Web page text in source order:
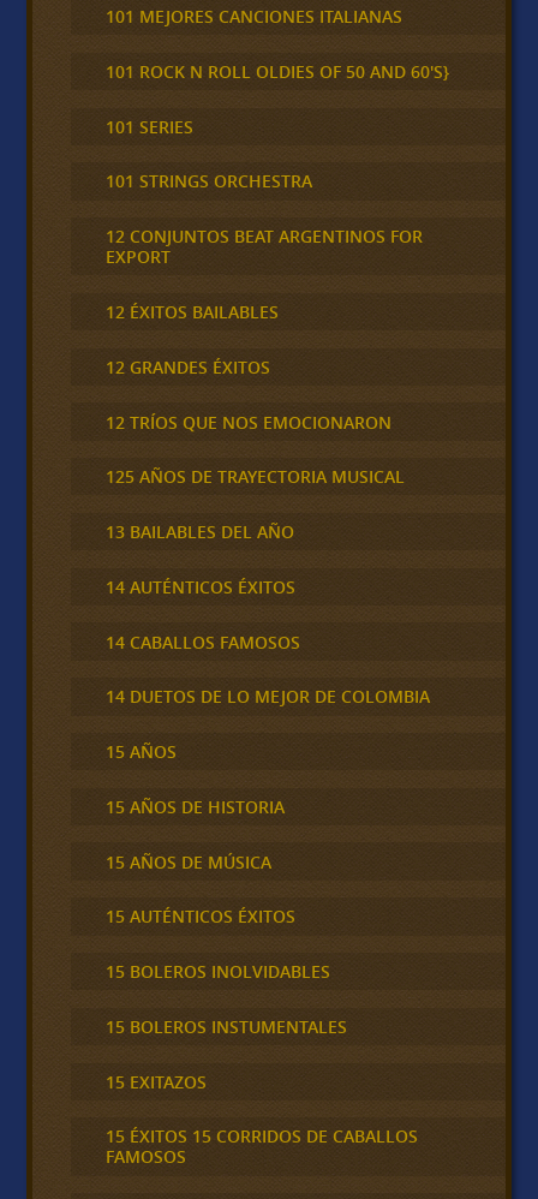
101 MEJORES CANCIONES ITALIANAS
101 ROCK N ROLL OLDIES OF 50 AND 60'S}
101 SERIES
101 STRINGS ORCHESTRA
12 CONJUNTOS BEAT ARGENTINOS FOR
EXPORT
12 ÉXITOS BAILABLES
12 GRANDES ÉXITOS
12 TRÍOS QUE NOS EMOCIONARON
125 AÑOS DE TRAYECTORIA MUSICAL
13 BAILABLES DEL AÑO
14 AUTÉNTICOS ÉXITOS
14 CABALLOS FAMOSOS
14 DUETOS DE LO MEJOR DE COLOMBIA
15 AÑOS
15 AÑOS DE HISTORIA
15 AÑOS DE MÚSICA
15 AUTÉNTICOS ÉXITOS
15 BOLEROS INOLVIDABLES
15 BOLEROS INSTUMENTALES
15 EXITAZOS
15 ÉXITOS 15 CORRIDOS DE CABALLOS
FAMOSOS